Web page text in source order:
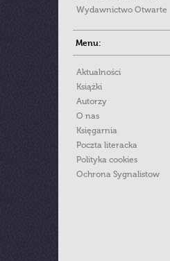
Wydawnictwo Otwarte
Menu:
Aktualności
Książki
Autorzy
O nas
Księgarnia
Poczta literacka
Polityka cookies
Ochrona Sygnalistow